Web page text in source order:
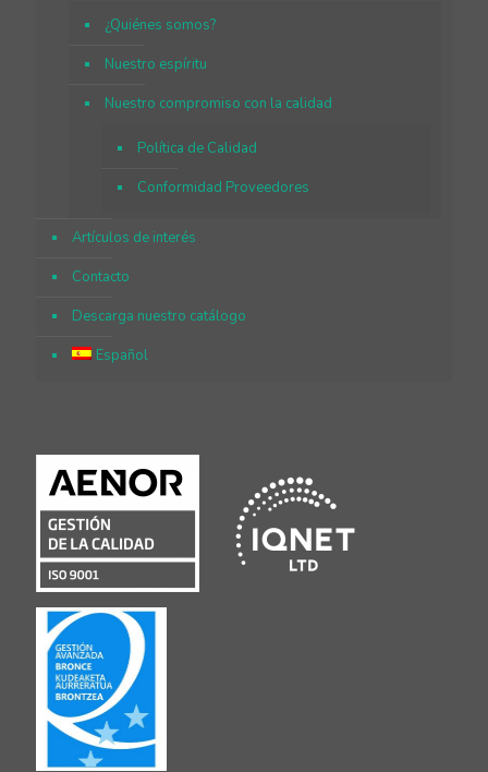
¿Quiénes somos?
Nuestro espíritu
Nuestro compromiso con la calidad
Política de Calidad
Conformidad Proveedores
Artículos de interés
Contacto
Descarga nuestro catálogo
Español